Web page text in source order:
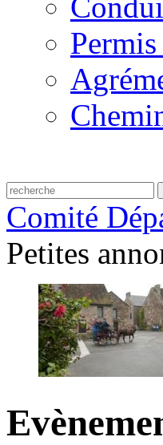
Comité
Petites